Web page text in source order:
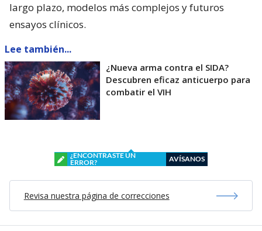
largo plazo, modelos más complejos y futuros
ensayos clínicos.
Lee también...
¿Nueva arma contra el SIDA?
Descubren eficaz anticuerpo para
combatir el VIH
¿ENCONTRASTE UN
ERROR?
AVÍSANOS
Revisa nuestra página de correcciones